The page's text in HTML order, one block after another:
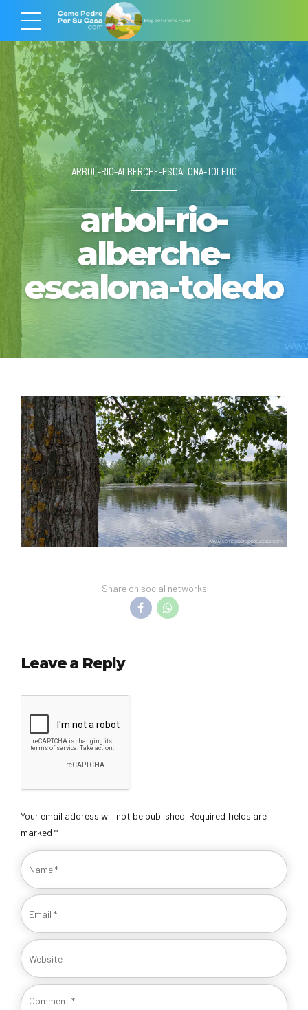
ARBOL-RIO-ALBERCHE-ESCALONA-TOLEDO
arbol-rio-
alberche-
escalona-toledo
Share on social networks
Leave a Reply
Your email address will not be published. Required fields are
marked *